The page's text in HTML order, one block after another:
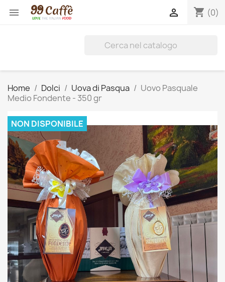
 shopping_cart (0)

Home Dolci Uova di Pasqua
Uovo Pasquale
Medio Fondente - 350 gr
NON DISPONIBILE